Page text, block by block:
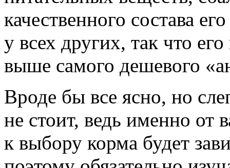
качественного состава
у всех других, так что
выше самого дешевого
Вроде бы все ясно, но
не стоит, ведь именно от
к выбору корма будет